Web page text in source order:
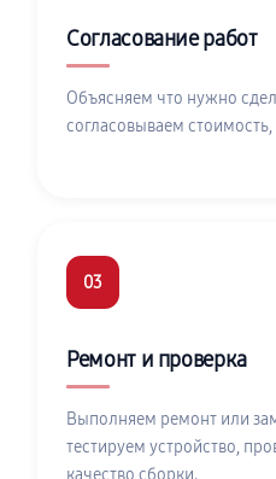
Согласование работ
Объясняем что нужно
согласовываем
03
Ремонт и проверка
Выполняем ремонт или
тестируем устройство,
качество сборки.